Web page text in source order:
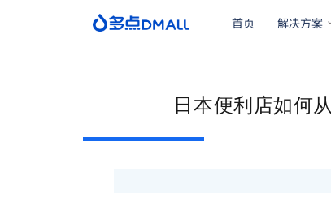
首页 解决方案
日本便利店如何